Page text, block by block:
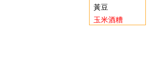
黃豆
玉米酒糟